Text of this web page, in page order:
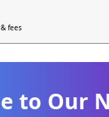
fees
to Our